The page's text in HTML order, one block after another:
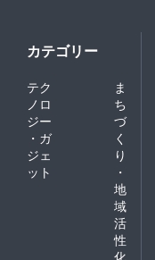
カテゴリー
テク
ノロ
ジー
・ガ
ジェ
ット
ま
ち
づ
く
り
・
地
域
活
性
化